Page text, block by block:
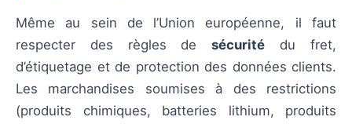
Même au sein de l’Union européenne, il faut
respecter des règles desécurité du fret,
d’étiquetage et de protection des données clients.
Les marchandises soumises à des restrictions
(produits chimiques, batteries lithium, produits